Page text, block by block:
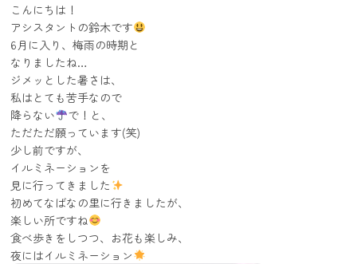
こんにちは！
アシスタントの鈴木です
6月に入り、梅雨の時期と
なりましたね…
ジメッとした暑さは、
私はとても苦手なので
降らない
で！と、
ただただ願っています(笑)
少し前ですが、
イルミネーションを
見に行ってきました
初めてなばなの里に行きましたが、
楽しい所ですね
食べ歩きをしつつ、お花も楽しみ、
夜にはイルミネーション